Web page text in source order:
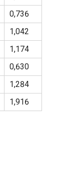
0,736
1,042
1,174
0,630
1,284
1,916